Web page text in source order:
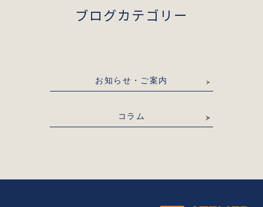
ブログカテゴリー
お知らせ・ご案内
コラム